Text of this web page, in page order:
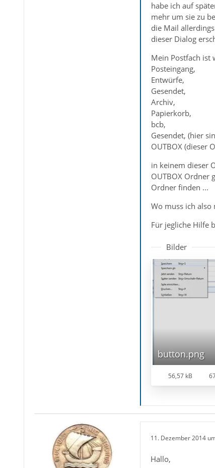
habe ich auf
mehr um sie zu
die Mail
dieser Dialog
Mein Postfach ist
Posteingang,
Entwürfe,
Gesendet,
Archiv,
Papierkorb,
bcb,
Gesendet, (hier
OUTBOX (dieser
in keinem dieser
OUTBOX Ordner
Ordner finden ...
Wo muss ich
Für jegliche Hilfe
Bilder
button.png
56,57 kB
11. Dezember 2014
Hallo,